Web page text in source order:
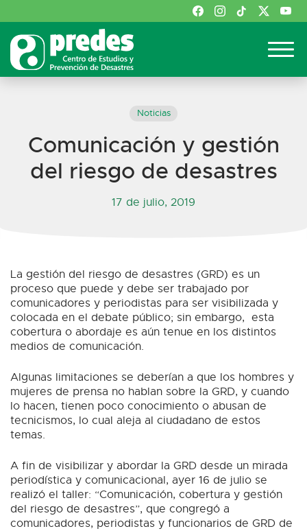
Noticias
Comunicación y gestión
del riesgo de desastres
17 de julio, 2019
La gestión del riesgo de desastres (GRD) es un
proceso que puede y debe ser trabajado por
comunicadores y periodistas para ser visibilizada y
colocada en el debate público; sin embargo, esta
cobertura o abordaje es aún tenue en los distintos
medios de comunicación.
Algunas limitaciones se deberían a que los hombres y
mujeres de prensa no hablan sobre la GRD, y cuando
lo hacen, tienen poco conocimiento o abusan de
tecnicismos, lo cual aleja al ciudadano de estos
temas.
A fin de visibilizar y abordar la GRD desde un mirada
periodística y comunicacional, ayer 16 de julio se
realizó el taller: “Comunicación, cobertura y gestión
del riesgo de desastres”, que congregó a
comunicadores, periodistas y funcionarios de GRD de